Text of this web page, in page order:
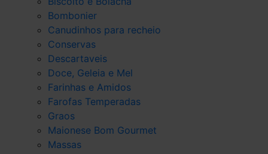
Bombonier
Canudinhos para recheio
Conservas
Descartaveis
Doce, Geleia e Mel
Farinhas e Amidos
Farofas Temperadas
Graos
Maionese Bom Gourmet
Massas